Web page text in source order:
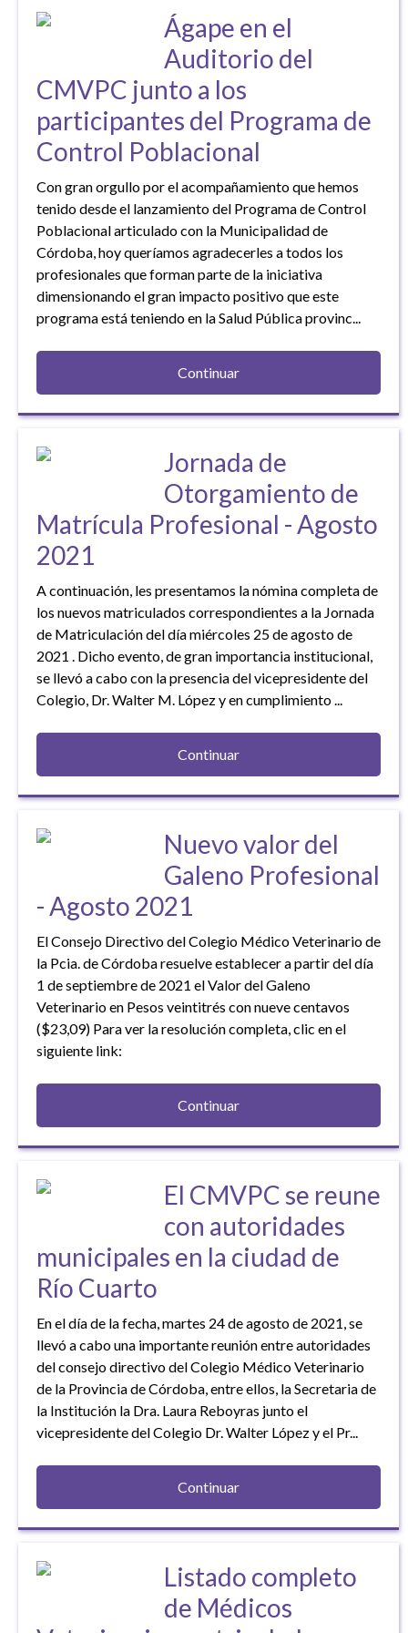
Ágape en el
Auditorio del
CMVPC junto a los
participantes del Programa de
Control Poblacional
Con gran orgullo por el acompañamiento que hemos
tenido desde el lanzamiento del Programa de Control
Poblacional articulado con la Municipalidad de
Córdoba, hoy queríamos agradecerles a todos los
profesionales que forman parte de la iniciativa
dimensionando el gran impacto positivo que este
programa está teniendo en la Salud Pública provinc...
Continuar
Jornada de
Otorgamiento de
Matrícula Profesional - Agosto
2021
A continuación, les presentamos la nómina completa de
los nuevos matriculados correspondientes a la Jornada
de Matriculación del día miércoles 25 de agosto de
2021 . Dicho evento, de gran importancia institucional,
se llevó a cabo con la presencia del vicepresidente del
Colegio, Dr. Walter M. López y en cumplimiento ...
Continuar
Nuevo valor del
Galeno Profesional
- Agosto 2021
El Consejo Directivo del Colegio Médico Veterinario de
la Pcia. de Córdoba resuelve establecer a partir del día
1 de septiembre de 2021 el Valor del Galeno
Veterinario en Pesos veintitrés con nueve centavos
($23,09) Para ver la resolución completa, clic en el
siguiente link:
Continuar
El CMVPC se reune
con autoridades
municipales en la ciudad de
Río Cuarto
En el día de la fecha, martes 24 de agosto de 2021, se
llevó a cabo una importante reunión entre autoridades
del consejo directivo del Colegio Médico Veterinario
de la Provincia de Córdoba, entre ellos, la Secretaria de
la Institución la Dra. Laura Reboyras junto el
vicepresidente del Colegio Dr. Walter López y el Pr...
Continuar
Listado completo
de Médicos